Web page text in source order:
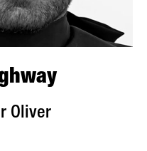
Oliver